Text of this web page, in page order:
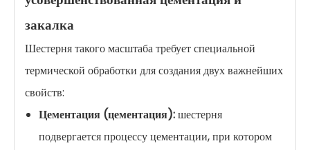
закалка
Шестерня такого масштаба требует специальной
термической обработки для создания двух важнейших
свойств:
Цементация (цементация):шестерня
подвергается процессу цементации, при котором